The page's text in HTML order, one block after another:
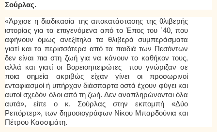
Σούρλας.
«Άρχισε η διαδικασία της αποκατάστασης της θλιβερής
ιστορίας για τα επιγενόμενα από το Έπος του ΄40, που
αφήνουν όμως ανεξίτηλα τα θλιβερά συμπεράσματα
γιατί και τα περισσότερα από τα παιδιά των Πεσόντων
δεν είναι πια στη ζωή για να κάνουν το καθήκον τους,
αλλά και γιατί οι Βορειοηπειρώτες που γνώριζαν σε
ποια σημεία ακριβώς είχαν γίνει οι προσωρινοί
ενταφιασμοί ή υπήρχαν διάσπαρτα οστά έχουν φύγει και
αυτοί σχεδόν όλοι από τη ζωή. Δεν αναπληρώνονται όλα
αυτά», είπε ο κ. Σούρλας στην εκπομπή «Δύο
Ρεπόρτερ», των δημοσιογράφων Νίκου Μπαρδούνια και
Πέτρου Κασσιμάτη.